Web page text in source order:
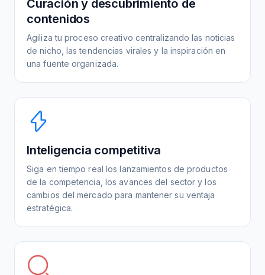
Curación y descubrimiento de
contenidos
Agiliza tu proceso creativo centralizando las noticias
de nicho, las tendencias virales y la inspiración en
una fuente organizada.
Inteligencia competitiva
Siga en tiempo real los lanzamientos de productos
de la competencia, los avances del sector y los
cambios del mercado para mantener su ventaja
estratégica.